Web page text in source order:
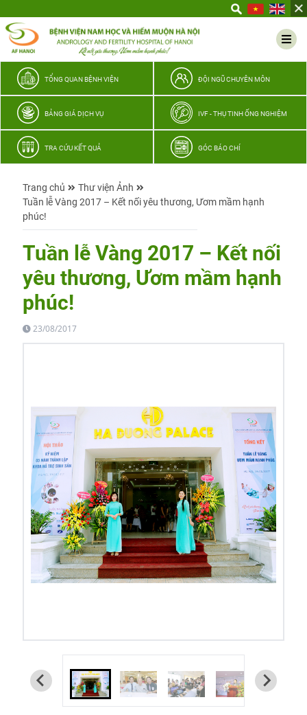
thương
TỔNG QUAN BỆNH VIỆN ĐỘI NGŨ CHUYÊN MÔN
BẢNG GIÁ DỊCH VỤ IVF - THỤ TINH ỐNG NGHIỆM
TRA CỨU KẾT QUẢ GÓC BÁO CHÍ
Trang chủ
Thư viện Ảnh
Tuần lễ Vàng 2017 – Kết nối yêu thương, Ươm mầm hạnh
phúc!
Tuần lễ Vàng 2017 – Kết nối
yêu thương, Ươm mầm hạnh
phúc!
23/08/2017